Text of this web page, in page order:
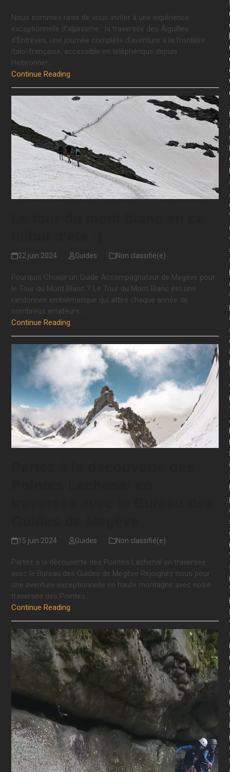
Nous sommes ravis de vous inviter à une expérience
exceptionnelle d'alpinisme : la traversée des Aiguilles
d'Entrèves, une journée complète d'aventure à la frontière
italo-française, accessible en téléphérique depuis
Helbronner…
Continue Reading
22 juin 2024 Guides Non classifié(e)
Pourquoi Choisir un Guide Accompagnateur de Megève pour
le Tour du Mont Blanc ? Le Tour du Mont Blanc est une
randonnée emblématique qui attire chaque année de
nombreux amateurs…
Continue Reading
15 juin 2024 Guides Non classifié(e)
Partez à la découverte des Pointes Lachenal en traversée
avec le Bureau des Guides de Megève Rejoignez nous pour
une aventure exceptionnelle en haute montagne avec notre
traversée des Pointes…
Continue Reading
: